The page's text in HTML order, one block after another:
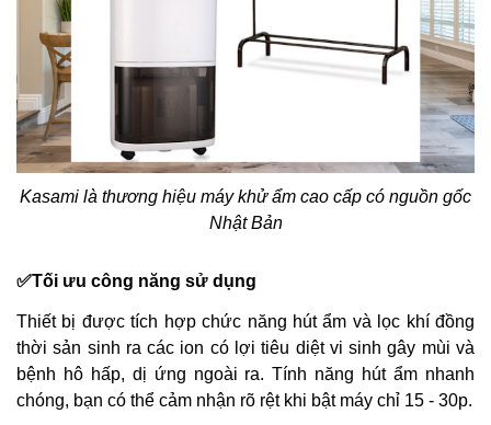
Kasami là thương hiệu máy khử ẩm cao cấp có nguồn gốc
Nhật Bản
✅Tối ưu công năng sử dụng
Thiết bị được tích hợp chức năng hút ẩm và lọc khí đồng
thời sản sinh ra các ion có lợi tiêu diệt vi sinh gây mùi và
bệnh hô hấp, dị ứng ngoài ra. Tính năng hút ẩm nhanh
chóng, bạn có thể cảm nhận rõ rệt khi bật máy chỉ 15 - 30p.